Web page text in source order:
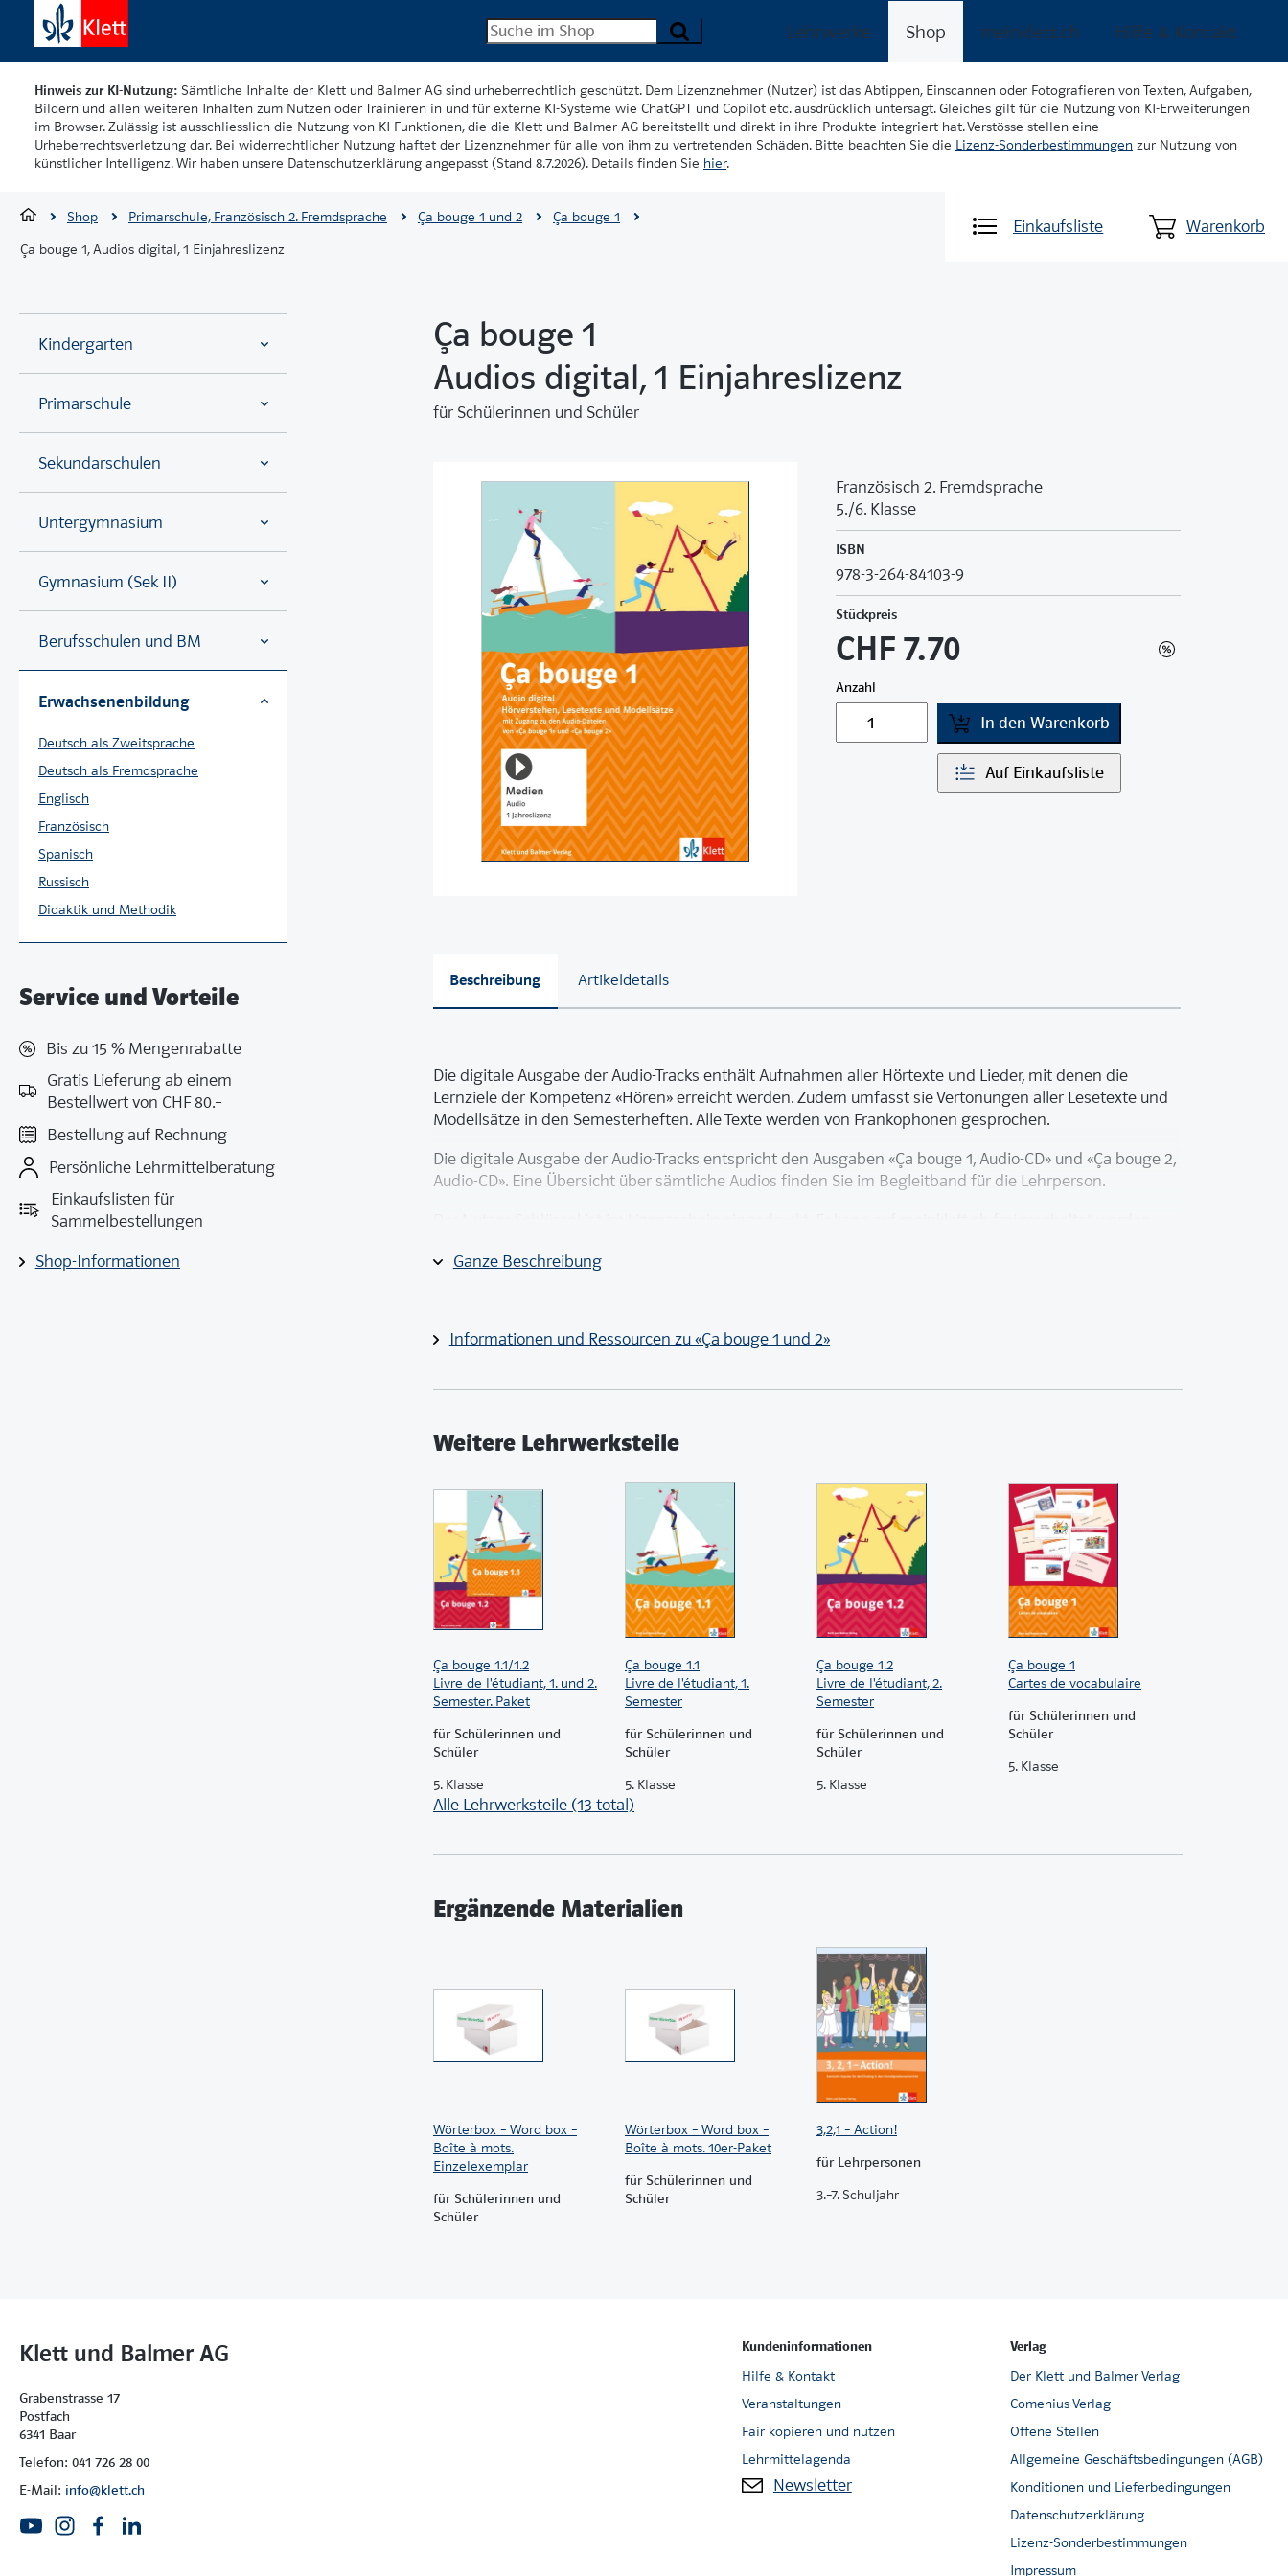
Lehrwerke Shop meinklett.ch Hilfe & Kontakt
Hinweis zur KI-Nutzung: Sämtliche Inhalte der Klett und Balmer AG sind urheberrechtlich geschützt. Dem Lizenznehmer (Nutzer) ist das Abtippen, Einscannen oder Fotografieren von Texten, Aufgaben,
Bildern und allen weiteren Inhalten zum Nutzen oder Trainieren in und für externe KI-Systeme wie ChatGPT und Copilot etc. ausdrücklich untersagt. Gleiches gilt für die Nutzung von KI-Erweiterungen
im Browser. Zulässig ist ausschliesslich die Nutzung von KI-Funktionen, die die Klett und Balmer AG bereitstellt und direkt in ihre Produkte integriert hat. Verstösse stellen eine
Urheberrechtsverletzung dar. Bei widerrechtlicher Nutzung haftet der Lizenznehmer für alle von ihm zu vertretenden Schäden. Bitte beachten Sie die Lizenz-Sonderbestimmungen zur Nutzung von
künstlicher Intelligenz. Wir haben unsere Datenschutzerklärung angepasst (Stand 8.7.2026). Details finden Sie hier.
Einkaufsliste Warenkorb
Shop Primarschule, Französisch 2. Fremdsprache Ça bouge 1 und 2
Ça bouge 1
Ça bouge 1, Audios digital, 1 Einjahreslizenz
Kindergarten
Primarschule
Sekundarschulen
Untergymnasium
Gymnasium (Sek II)
Berufsschulen und BM
Erwachsenenbildung
Deutsch als Zweitsprache
Deutsch als Fremdsprache
Englisch
Französisch
Spanisch
Russisch
Didaktik und Methodik
Service und Vorteile
Bis zu 15 % Mengenrabatte
Gratis Lieferung ab einem
Bestellwert von CHF 80.–
Bestellung auf Rechnung
Persönliche Lehrmittelberatung
Einkaufslisten für
Sammelbestellungen
Shop-Informationen
Ça bouge 1
Audios digital, 1 Einjahreslizenz
für Schülerinnen und Schüler
Französisch 2. Fremdsprache
5./6. Klasse
ISBN
978-3-264-84103-9
Stückpreis
CHF 7.70
Anzahl
In den Warenkorb
Auf Einkaufsliste
Beschreibung Artikeldetails
Ganze Beschreibung
Die digitale Ausgabe der Audio-Tracks enthält Aufnahmen aller Hörtexte und Lieder, mit denen die
Lernziele der Kompetenz «Hören» erreicht werden. Zudem umfasst sie Vertonungen aller Lesetexte und
Modellsätze in den Semesterheften. Alle Texte werden von Frankophonen gesprochen.
Die digitale Ausgabe der Audio-Tracks entspricht den Ausgaben «Ça bouge 1, Audio-CD» und «Ça bouge 2,
Audio-CD». Eine Übersicht über sämtliche Audios finden Sie im Begleitband für die Lehrperson.
Die Lizenz hat eine Laufzeit von 13 Monaten und ist einzeln oder
Informationen und Ressourcen zu «Ça bouge 1 und 2»
Weitere Lehrwerksteile
Ça bouge 1.1/1.2
Livre de l'étudiant, 1. und 2.
Semester. Paket
für Schülerinnen und
Schüler
5. Klasse
Ça bouge 1.1
Livre de l'étudiant, 1.
Semester
für Schülerinnen und
Schüler
5. Klasse
Ça bouge 1.2
Livre de l'étudiant, 2.
Semester
für Schülerinnen und
Schüler
5. Klasse
Ça bouge 1
Cartes de vocabulaire
für Schülerinnen und
Schüler
5. Klasse
Alle Lehrwerksteile (13 total)
Ergänzende Materialien
Wörterbox – Word box –
Boîte à mots.
Einzelexemplar
für Schülerinnen und
Schüler
Wörterbox – Word box –
Boîte à mots. 10er-Paket
für Schülerinnen und
Schüler
3,2,1 – Action!
für Lehrpersonen
3.–7. Schuljahr
Klett und Balmer AG
Grabenstrasse 17
Postfach
6341 Baar
Telefon: 041 726 28 00
E-Mail: info@klett.ch
Kundeninformationen
Hilfe & Kontakt
Veranstaltungen
Fair kopieren und nutzen
Lehrmittelagenda
Newsletter
Verlag
Der Klett und Balmer Verlag
Comenius Verlag
Offene Stellen
Allgemeine Geschäftsbedingungen (AGB)
Konditionen und Lieferbedingungen
Datenschutzerklärung
Lizenz-Sonderbestimmungen
Impressum